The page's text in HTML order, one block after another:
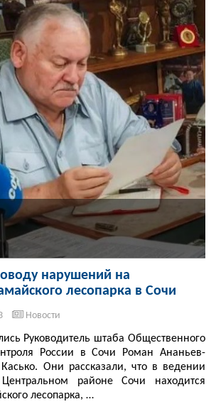
нарушений на
лесопарка в Сочи
Новости
Руководитель штаба Общественного
России в Сочи Роман Ананьев-
Они рассказали, что в ведении
районе Сочи находится
лесопарка, …